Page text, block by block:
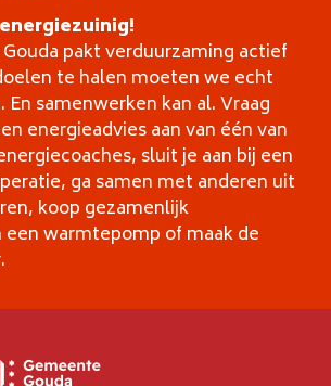
pakt verduurzaming actief
te halen moeten we echt
samenwerken kan al. Vraag
energieadvies aan van één van
sluit je aan bij een
ga samen met anderen uit
koop gezamenlijk
warmtepomp of maak de